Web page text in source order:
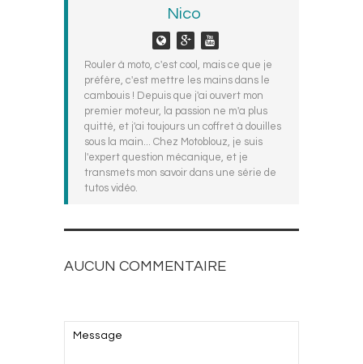
Nico
Rouler à moto, c'est cool, mais ce que je
préfère, c'est mettre les mains dans le
cambouis ! Depuis que j'ai ouvert mon
premier moteur, la passion ne m'a plus
quitté, et j'ai toujours un coffret à douilles
sous la main... Chez Motoblouz, je suis
l'expert question mécanique, et je
transmets mon savoir dans une série de
tutos vidéo.
AUCUN COMMENTAIRE